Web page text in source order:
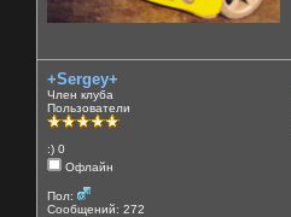
+Sergey+
Член клуба
Пользователи
:) 0
Офлайн
Пол:
Сообщений: 272